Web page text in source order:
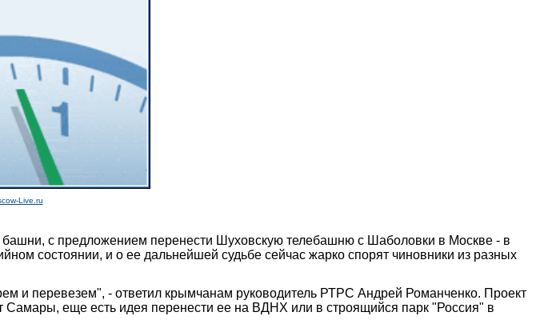
Live.ru
башни, с предложением перенести Шуховскую телебашню с Шаболовки в Москве - в
состоянии, и о ее дальнейшей судьбе сейчас жарко спорят чиновники из разных
и перевезем", - ответил крымчанам руководитель РТРС Андрей Романченко. Проект
еще есть идея перенести ее на ВДНХ или в строящийся парк "Россия" в